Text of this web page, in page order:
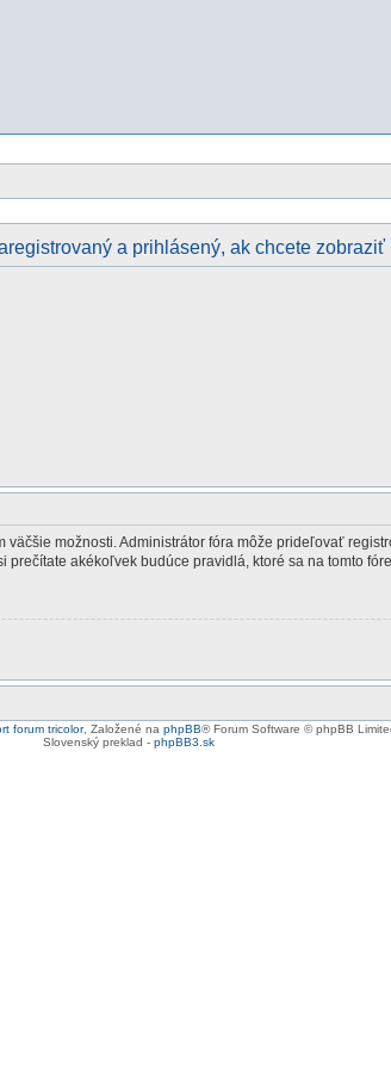
a prihlásený, ak chcete zobraziť
možnosti. Administrátor fóra môže prideľovať
akékoľvek budúce pravidlá, ktoré sa na tomto
forum tricolor, Založené na phpBB® Forum Software © phpBB
Slovenský preklad - phpBB3.sk